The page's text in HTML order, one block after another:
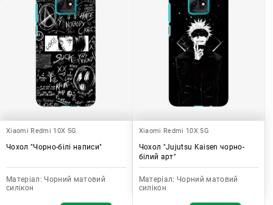
Xiaomi Redmi 10X 5G
Чохол "Чорно-білі написи"
Матеріал: Чорний матовий
силікон
Xiaomi Redmi 10X 5G
Чохол "Jujutsu Kaisen чорно-
білий арт"
Матеріал: Чорний матовий
силікон